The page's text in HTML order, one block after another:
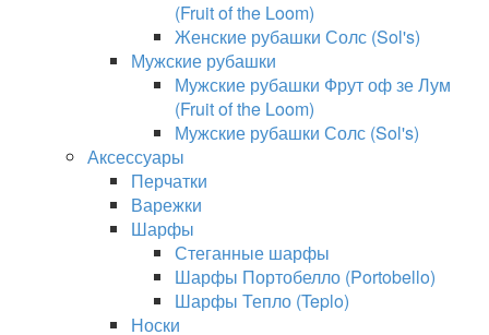
(Fruit of the Loom)
Женские рубашки Солс (Sol's)
Мужские рубашки
Мужские рубашки Фрут оф зе Лум
(Fruit of the Loom)
Мужские рубашки Солс (Sol's)
Аксессуары
Перчатки
Варежки
Шарфы
Стеганные шарфы
Шарфы Портобелло (Portobello)
Шарфы Тепло (Teplo)
Носки